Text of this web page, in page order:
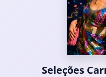
Seleções